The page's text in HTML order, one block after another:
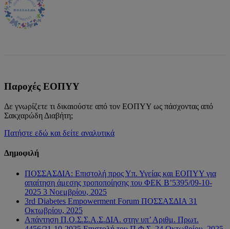
Παροχές ΕΟΠΥΥ
Δε γνωρίζετε τι δικαιούστε από τον ΕΟΠΥΥ ως πάσχοντας από
Σακχαρώδη Διαβήτη;
Πατήστε εδώ και δείτε αναλυτικά
Δημοφιλή
ΠΟΣΣΑΣΔΙΑ: Επιστολή προς Υπ. Υγείας και ΕΟΠΥΥ για
απαίτηση άμεσης τροποποίησης του ΦΕΚ Β’5395/09-10-
2025 3 Νοεμβρίου, 2025
3rd Diabetes Empowerment Forum ΠΟΣΣΑΣΔΙΑ 31
Οκτωβρίου, 2025
Απάντηση Π.Ο.Σ.Σ.Α.Σ.ΔΙΑ. στην υπ’ Αριθμ. Πρωτ.